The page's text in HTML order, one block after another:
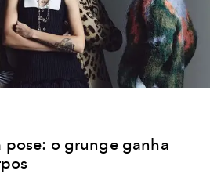
pose: o grunge ganha